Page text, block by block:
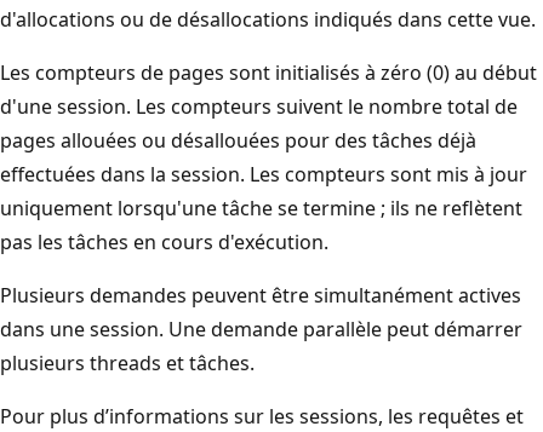
d'allocations ou de désallocations indiqués dans cette vue.
Les compteurs de pages sont initialisés à zéro (0) au début
d'une session. Les compteurs suivent le nombre total de
pages allouées ou désallouées pour des tâches déjà
effectuées dans la session. Les compteurs sont mis à jour
uniquement lorsqu'une tâche se termine ; ils ne reflètent
pas les tâches en cours d'exécution.
Plusieurs demandes peuvent être simultanément actives
dans une session. Une demande parallèle peut démarrer
plusieurs threads et tâches.
Pour plus d’informations sur les sessions, les requêtes et